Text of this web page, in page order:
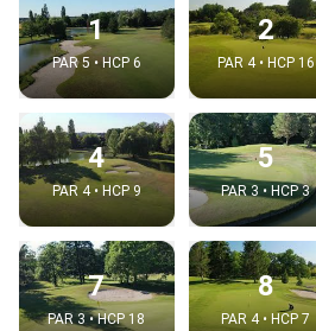
1
PAR 5 • HCP 6
2
PAR 4 • HCP 16
4
PAR 4 • HCP 9
5
PAR 3 • HCP 3
7
PAR 3 • HCP 18
8
PAR 4 • HCP 7